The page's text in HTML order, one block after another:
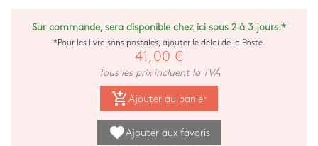
Sur commande, sera disponible chez ici sous 2 à 3 jours.*
*Pour les livraisons postales, ajouter le délai de la Poste.
41,00 €
Tous les prix incluent la TVA
add_shopping_cart Ajouter au panier
favorite Ajouter aux favoris